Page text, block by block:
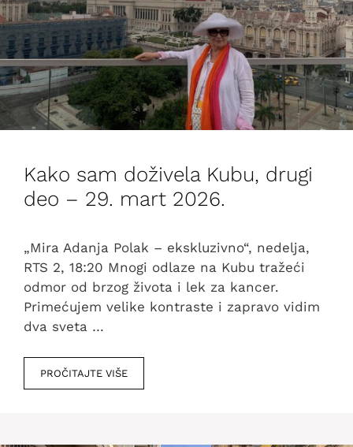
Kako sam doživela Kubu, drugi
deo – 29. mart 2026.
„Mira Adanja Polak – ekskluzivno“, nedelja,
RTS 2, 18:20 Mnogi odlaze na Kubu tražeći
odmor od brzog života i lek za kancer.
Primećujem velike kontraste i zapravo vidim
dva sveta …
PROČITAJTE VIŠE